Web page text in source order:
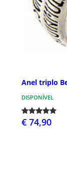
Anel triplo
DISPONÍVEL
€ 74,90